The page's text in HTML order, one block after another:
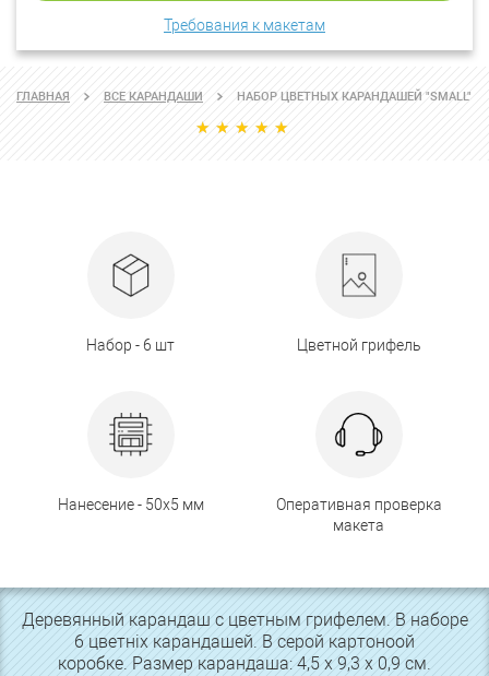
Требования к макетам
ГЛАВНАЯ ВСЕ КАРАНДАШИ НАБОР ЦВЕТНЫХ КАРАНДАШЕЙ "SMALL"
Набор - 6 шт Цветной грифель
Нанесение - 50х5 мм
Оперативная проверка
макета
Деревянный карандаш с цветным грифелем. В наборе
6 цветніх карандашей. В серой картоноой
коробке. Размер карандаша: 4,5 х 9,3 х 0,9 см.